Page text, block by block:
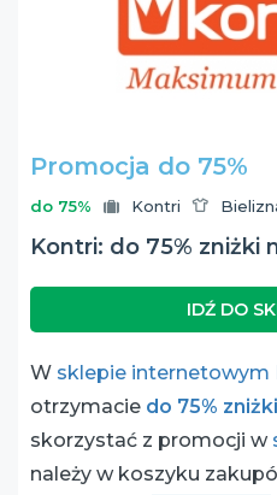
Promocja do 75%
do 75% Kontri
Kontri: do 75% zniżki
IDŹ DO
W sklepie internetowym
otrzymacie do 75% zniżki
skorzystać z promocji w
należy w koszyku